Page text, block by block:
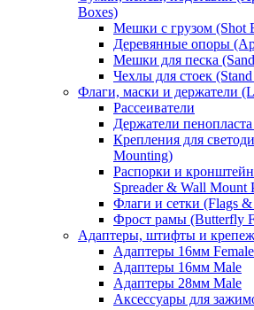
Boxes)
Мешки с грузом (Shot
Деревянные опоры
Мешки для песка
Чехлы для стоек
Флаги, маски и держатели
Рассеиватели
Держатели
Крепления для
Mounting)
Распорки и
Spreader & Wall Mount
Флаги и сетки (Flags
Фрост рамы (Butterfly
Адаптеры, штифты и
Адаптеры 16мм Female
Адаптеры 16мм Male
Адаптеры 28мм Male
Аксессуары для